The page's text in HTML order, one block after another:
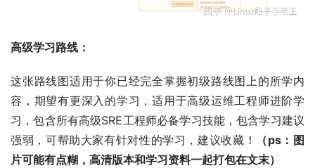
高级学习路线：
这张路线图适用于你已经完全掌握初级路线图上的所学内
容，期望有更深入的学习，适用于高级运维工程师进阶学
习，包含所有高级SRE工程师必备学习技能，包含学习建议
强弱，可帮助大家有针对性的学习，建议收藏！
（ps：图
片可能有点糊，高清版本和学习资料一起打包在文末）